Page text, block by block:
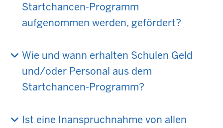
Startchancen-Programm
aufgenommen werden, gefördert?
Wie und wann erhalten Schulen Geld
und/oder Personal aus dem
Startchancen-Programm?
Ist eine Inanspruchnahme von allen